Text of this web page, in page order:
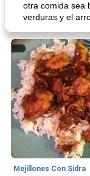
otra comida sea
verduras y el
Mejillones Con Sidra